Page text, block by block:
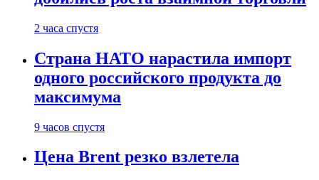
2 часа спустя
Страна НАТО нарастила импорт
одного российского продукта до
максимума
9 часов спустя
Цена Brent резко взлетела